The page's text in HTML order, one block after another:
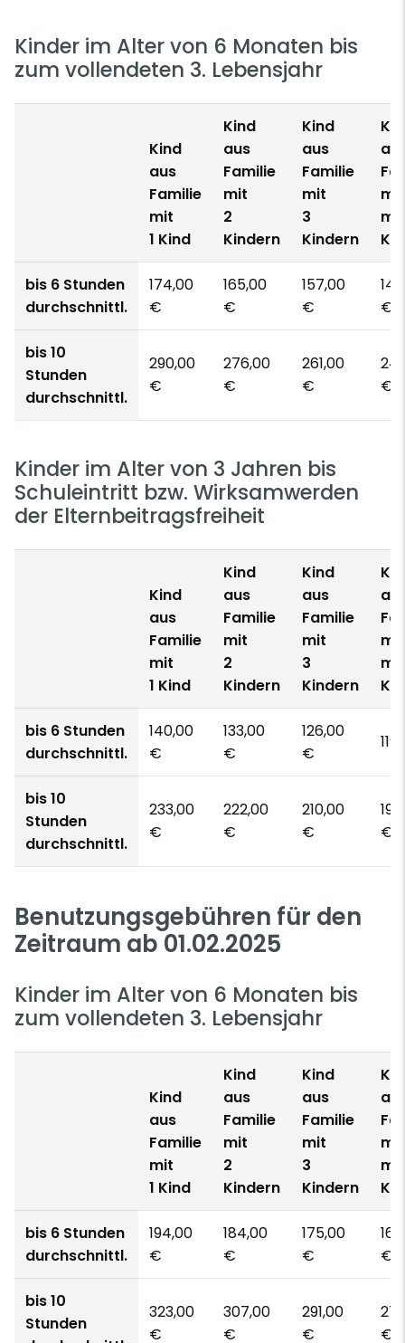
Kinder im Alter von 6 Monaten bis
zum vollendeten 3. Lebensjahr
Kind
aus
Familie
mit
1 Kind
Kind
aus
Familie
mit
2
Kindern
Kind
aus
Familie
mit
3
Kindern
bis 6 Stunden
durchschnittl.
174,00
€
165,00
€
157,00
€
€
bis 10
Stunden
durchschnittl.
290,00
€
276,00
€
261,00
€
€
Kinder im Alter von 3 Jahren bis
Schuleintritt bzw. Wirksamwerden
der Elternbeitragsfreiheit
Kind
aus
Familie
mit
1 Kind
Kind
aus
Familie
mit
2
Kindern
Kind
aus
Familie
mit
3
Kindern
bis 6 Stunden
durchschnittl.
140,00
€
133,00
€
126,00
€
bis 10
Stunden
durchschnittl.
233,00
€
222,00
€
210,00
€
€
Benutzungsgebühren für den
Zeitraum ab 01.02.2025
Kinder im Alter von 6 Monaten bis
zum vollendeten 3. Lebensjahr
Kind
aus
Familie
mit
1 Kind
Kind
aus
Familie
mit
2
Kindern
Kind
aus
Familie
mit
3
Kindern
bis 6 Stunden
durchschnittl.
194,00
€
184,00
€
175,00
€
€
bis 10
Stunden
323,00
€
307,00
€
291,00
€
€